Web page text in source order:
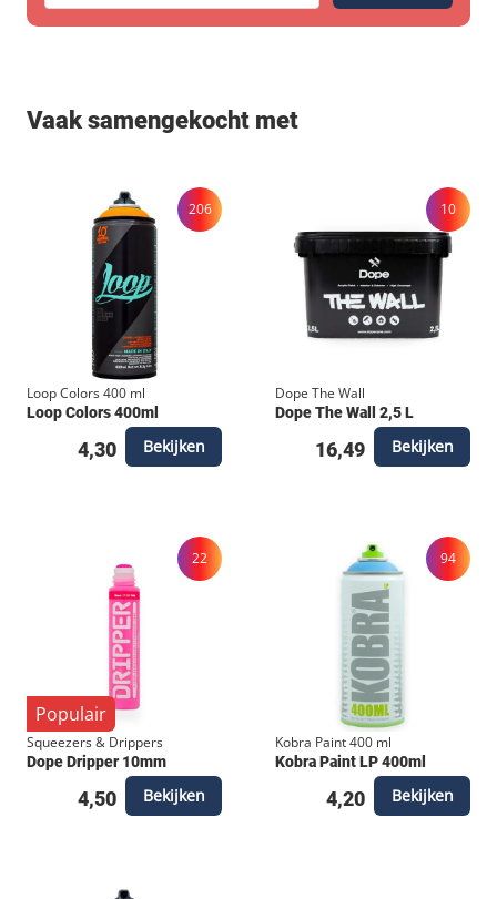
drugs, bteam, scrotum, pabs, heaps, rofies, cies,
viks, dsts, lara, me, croas, bulk, dins, riess, rampage,
utah, behind, nelis, buds, jefs, bt, stu, fy, josti, gees,
pms, fofs, defs, zekc, runs, ham, zwik, awro, kifesh,
blood nawars, dabse, sir, spots, dtail, catch, seamor,
caros, dart, mahier, tim, keat, gupis, msa, rsgs, bdm,
dsr, hroh, area, gist, duikenschuilenrennen
Vaak samengekocht met
206
Loop Colors 400 ml
Loop Colors 400ml
4,30 Bekijken
10
Dope The Wall
Dope The Wall 2,5 L
16,49 Bekijken
Populair
22
Squeezers & Drippers
Dope Dripper 10mm
4,50 Bekijken
94
Kobra Paint 400 ml
Kobra Paint LP 400ml
4,20 Bekijken